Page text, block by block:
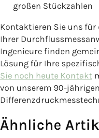
großen Stückzahlen
Kontaktieren Sie uns
Ihrer
Ingenieure finden
Lösung für Ihre
Sie noch heute Kontakt
von unserem 90-
Ähnliche